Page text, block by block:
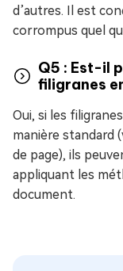
d’autres. Il est
corrompus quel
Q5 : Est-il
filigranes
Oui, si les
manière standard
de page), ils
appliquant les
document.